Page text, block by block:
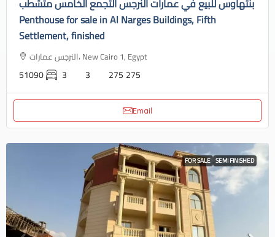
بنتهاوس للبيع في عمارات النرجس التجمع الخامس متشطب
Penthouse for sale in Al Narges Buildings, Fifth
Settlement, finished
النرجس عمارات، New Cairo 1, Egypt
51090 3 3 275 275
Email
FOR SALE SEMI FINISHED